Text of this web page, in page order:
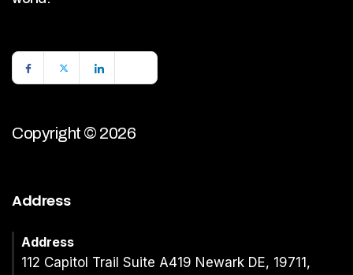
Copyright © 2026
Address
Address
112 Capitol Trail Suite A419 Newark DE, 19711,